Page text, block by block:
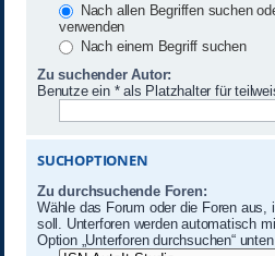
Nach allen Begriffen suchen
verwenden
Nach einem Begriff suchen
Zu suchender Autor:
Benutze ein * als Platzhalter für
SUCHOPTIONEN
Zu durchsuchende Foren:
Wähle das Forum oder die Foren aus,
soll. Unterforen werden automatisch
Option „Unterforen durchsuchen“